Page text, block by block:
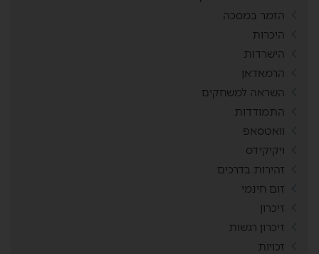
הזמר במסכה
היכרות
הישרדות
הרמאדאן
השראה למשחקים
התמודדות
וואטסאפ
ויקיקידס
זהירות בדרכים
זום חינמי
זיכרון
זיכרון רגשות
זכויות